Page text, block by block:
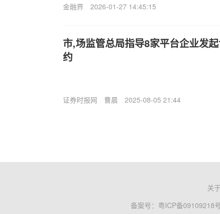
金融界 2026-01-27 14:45:15
市,场监管总局指导8家平台企业发
约
证券时报网 曹晨 2025-08-05 21:44
关
备案号： 粤ICP备09109218